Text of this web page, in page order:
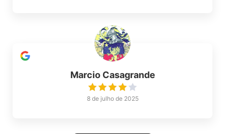
Marcio Casagrande
8 de julho de 2025